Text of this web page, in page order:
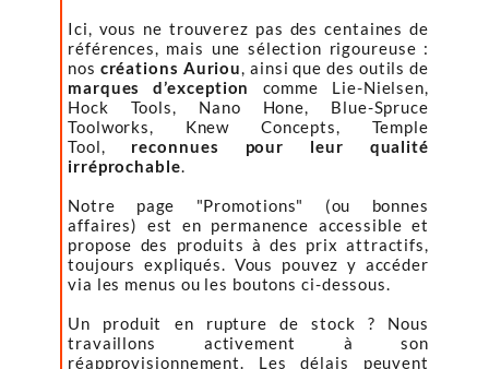
Ici, vous ne trouverez pas des centaines de
références, mais une sélection rigoureuse :
nos créations Auriou, ainsi que des outils de
marques d’exception
comme Lie-Nielsen,
Hock Tools, Nano Hone, Blue-Spruce
Toolworks, Knew Concepts, Temple
Tool, reconnues pour leur qualité
irréprochable.
Notre page "Promotions" (ou bonnes
affaires) est en permanence accessible et
propose des produits à des prix attractifs,
toujours expliqués. Vous pouvez y accéder
via les menus ou les boutons ci-dessous.
Un produit en rupture de stock ? Nous
travaillons activement à son
réapprovisionnement. Les délais peuvent